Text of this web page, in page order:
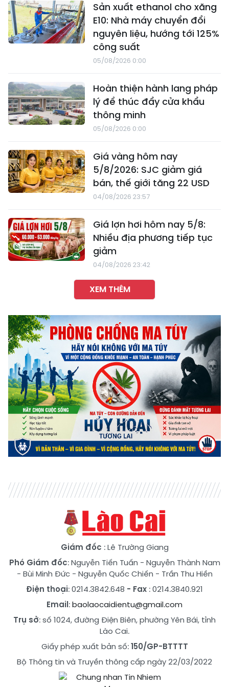
Sản xuất ethanol cho xăng
E10: Nhà máy chuyển đổi
nguyên liệu, hướng tới 125%
công suất
05/08/2026 0:00
Hoàn thiện hành lang pháp
lý để thúc đẩy cửa khẩu
thông minh
05/08/2026 0:00
Giá vàng hôm nay
5/8/2026: SJC giảm giá
bán, thế giới tăng 22 USD
04/08/2026 23:57
Giá lợn hơi hôm nay 5/8:
Nhiều địa phương tiếp tục
giảm
04/08/2026 23:42
XEM THÊM
Giám đốc : Lê Trường Giang
Phó Giám đốc:Nguyễn Tiến Tuấn - Nguyễn Thành Nam
- Bùi Minh Đức- Nguyễn Quốc Chiến - Trần Thu Hiền
Điện thoại: 0214.3842.648 - Fax : 0214.3840.921
Email:baolaocaidientu@gmail.com
Trụ sở: số 1024, đường Điện Biên, phường Yên Bái, tỉnh
Lào Cai.
Giấy phép xuất bản số:150/GP-BTTTT
Bộ Thông tin và Truyền thông cấp ngày 22/03/2022